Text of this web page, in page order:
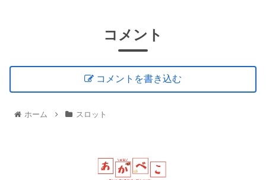
コメント
コメントを書き込む
ホーム スロット